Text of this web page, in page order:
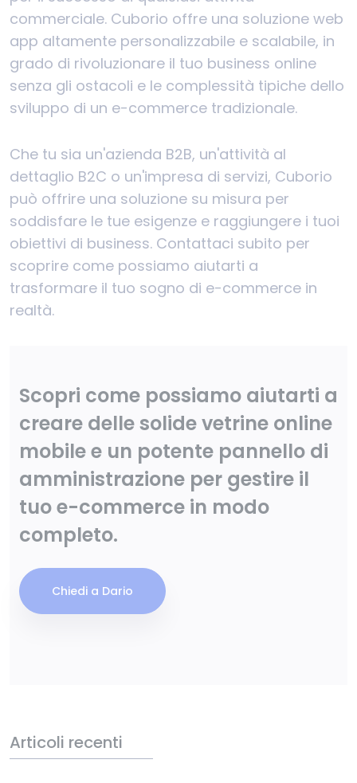
commerciale. Cuborio offre una soluzione web
app altamente personalizzabile e scalabile, in
grado di rivoluzionare il tuo business online
senza gli ostacoli e le complessità tipiche dello
sviluppo di un e-commerce tradizionale.
Che tu sia un'azienda B2B, un'attività al
dettaglio B2C o un'impresa di servizi, Cuborio
può offrire una soluzione su misura per
soddisfare le tue esigenze e raggiungere i tuoi
obiettivi di business. Contattaci subito per
scoprire come possiamo aiutarti a
trasformare il tuo sogno di e-commerce in
realtà.
Scopri come possiamo aiutarti a
creare delle solide vetrine online
mobile e un potente pannello di
amministrazione per gestire il
tuo e-commerce in modo
completo.
Chiedi a Dario
Articoli recenti